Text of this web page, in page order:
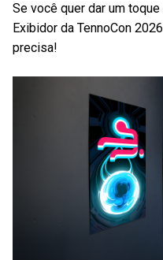
Se você quer dar um
Exibidor da TennoCon
precisa!